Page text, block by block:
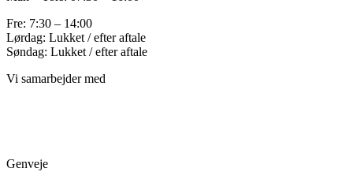
Fre: 7:30 – 14:00
Lørdag: Lukket / efter aftale
Søndag: Lukket / efter aftale
Vi samarbejder med
Genveje